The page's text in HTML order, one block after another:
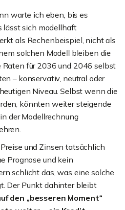
warte ich eben, bis es
lässt sich modellhaft
als Rechenbeispiel, nicht als
solchen Modell bleiben die
Raten für 2036 und 2046 selbst
– konservativ, neutral oder
Niveau. Selbst wenn die
könnten weiter steigende
der Modellrechnung
und Zinsen tatsächlich
Prognose und kein
schlicht das, was eine solche
Der Punkt dahinter bleibt
den „besseren Moment“